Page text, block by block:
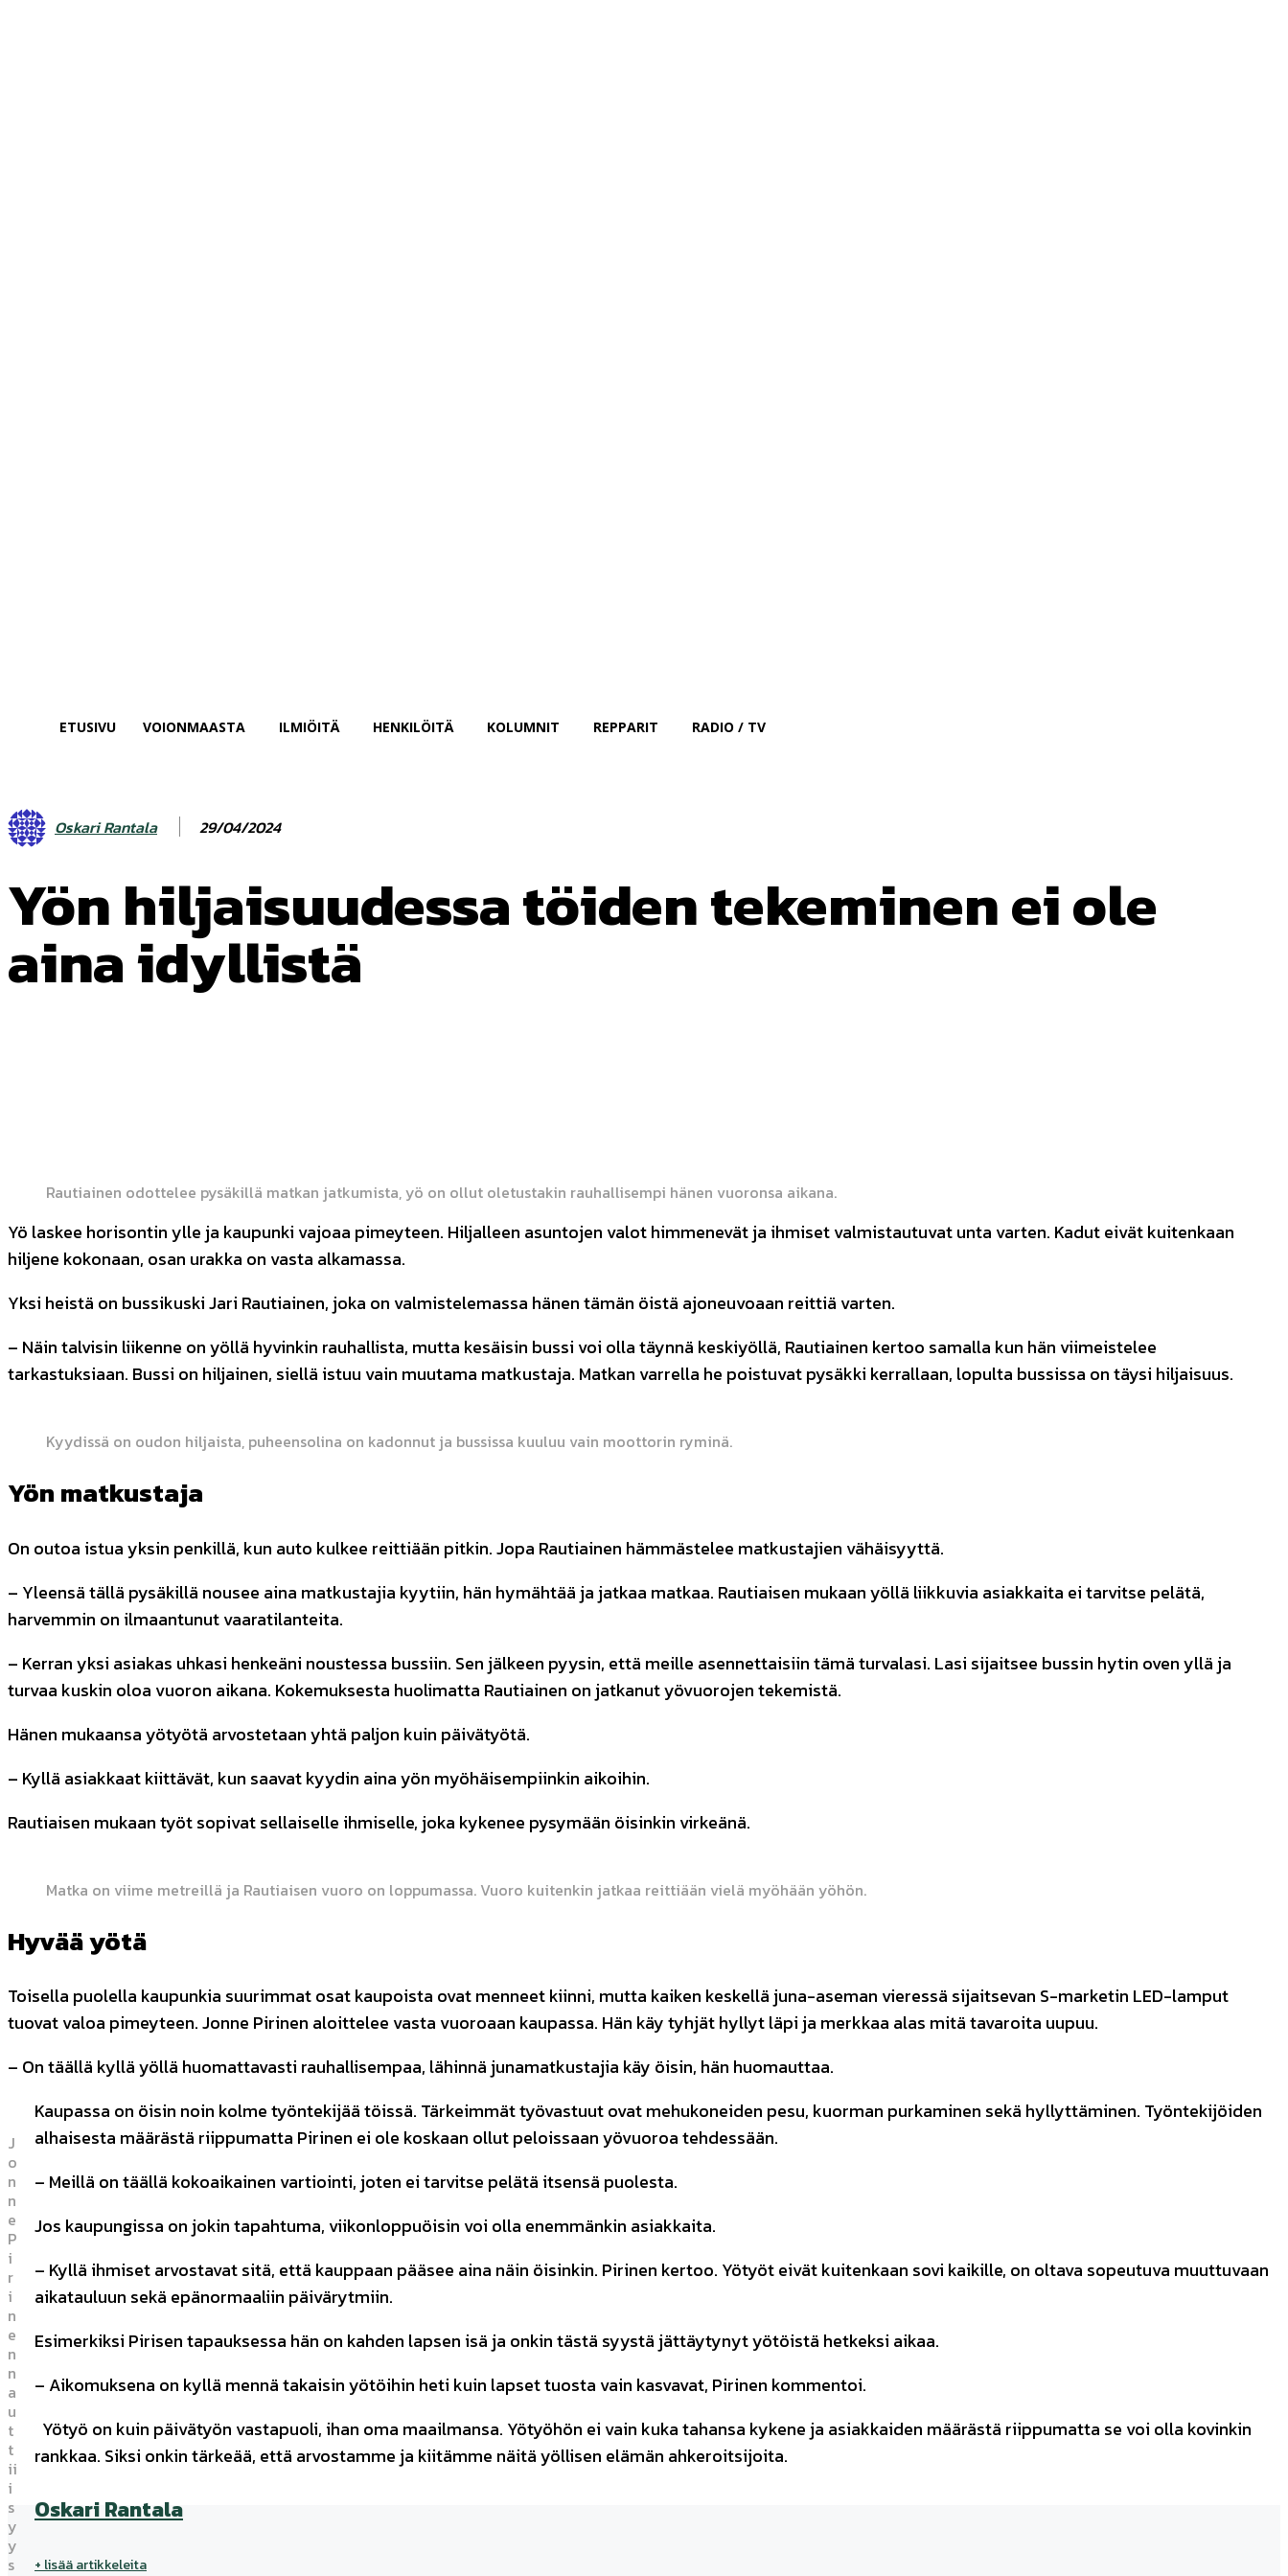
ETUSIVU VOIONMAASTA ILMIÖITÄ HENKILÖITÄ KOLUMNIT REPPARIT RADIO / TV
Oskari Rantala 29/04/2024
Yön hiljaisuudessa töiden tekeminen ei ole
aina idyllistä
Rautiainen odottelee pysäkillä matkan jatkumista, yö on ollut oletustakin rauhallisempi hänen vuoronsa aikana.
Yö laskee horisontin ylle ja kaupunki vajoaa pimeyteen. Hiljalleen asuntojen valot himmenevät ja ihmiset valmistautuvat unta varten. Kadut eivät kuitenkaan
hiljene kokonaan, osan urakka on vasta alkamassa.
Yksi heistä on bussikuski Jari Rautiainen, joka on valmistelemassa hänen tämän öistä ajoneuvoaan reittiä varten.
– Näin talvisin liikenne on yöllä hyvinkin rauhallista, mutta kesäisin bussi voi olla täynnä keskiyöllä, Rautiainen kertoo samalla kun hän viimeistelee
tarkastuksiaan. Bussi on hiljainen, siellä istuu vain muutama matkustaja. Matkan varrella he poistuvat pysäkki kerrallaan, lopulta bussissa on täysi hiljaisuus.
Kyydissä on oudon hiljaista, puheensolina on kadonnut ja bussissa kuuluu vain moottorin ryminä.
Yön matkustaja
On outoa istua yksin penkillä, kun auto kulkee reittiään pitkin. Jopa Rautiainen hämmästelee matkustajien vähäisyyttä.
– Yleensä tällä pysäkillä nousee aina matkustajia kyytiin, hän hymähtää ja jatkaa matkaa. Rautiaisen mukaan yöllä liikkuvia asiakkaita ei tarvitse pelätä,
harvemmin on ilmaantunut vaaratilanteita.
– Kerran yksi asiakas uhkasi henkeäni noustessa bussiin. Sen jälkeen pyysin, että meille asennettaisiin tämä turvalasi. Lasi sijaitsee bussin hytin oven yllä ja
turvaa kuskin oloa vuoron aikana. Kokemuksesta huolimatta Rautiainen on jatkanut yövuorojen tekemistä.
Hänen mukaansa yötyötä arvostetaan yhtä paljon kuin päivätyötä.
– Kyllä asiakkaat kiittävät, kun saavat kyydin aina yön myöhäisempiinkin aikoihin.
Rautiaisen mukaan työt sopivat sellaiselle ihmiselle, joka kykenee pysymään öisinkin virkeänä.
Matka on viime metreillä ja Rautiaisen vuoro on loppumassa. Vuoro kuitenkin jatkaa reittiään vielä myöhään yöhön.
Hyvää yötä
Toisella puolella kaupunkia suurimmat osat kaupoista ovat menneet kiinni, mutta kaiken keskellä juna-aseman vieressä sijaitsevan S-marketin LED-lamput
tuovat valoa pimeyteen. Jonne Pirinen aloittelee vasta vuoroaan kaupassa. Hän käy tyhjät hyllyt läpi ja merkkaa alas mitä tavaroita uupuu.
– On täällä kyllä yöllä huomattavasti rauhallisempaa, lähinnä junamatkustajia käy öisin, hän huomauttaa.
J
o
n
n
e
P
i
r
i
n
e
n
n
a
u
t
t
ii
i
s
y
y
s
Kaupassa on öisin noin kolme työntekijää töissä. Tärkeimmät työvastuut ovat mehukoneiden pesu, kuorman purkaminen sekä hyllyttäminen. Työntekijöiden
alhaisesta määrästä riippumatta Pirinen ei ole koskaan ollut peloissaan yövuoroa tehdessään.
– Meillä on täällä kokoaikainen vartiointi, joten ei tarvitse pelätä itsensä puolesta.
Jos kaupungissa on jokin tapahtuma, viikonloppuöisin voi olla enemmänkin asiakkaita.
– Kyllä ihmiset arvostavat sitä, että kauppaan pääsee aina näin öisinkin. Pirinen kertoo. Yötyöt eivät kuitenkaan sovi kaikille, on oltava sopeutuva muuttuvaan
aikatauluun sekä epänormaaliin päivärytmiin.
Esimerkiksi Pirisen tapauksessa hän on kahden lapsen isä ja onkin tästä syystä jättäytynyt yötöistä hetkeksi aikaa.
– Aikomuksena on kyllä mennä takaisin yötöihin heti kuin lapset tuosta vain kasvavat, Pirinen kommentoi.
Yötyö on kuin päivätyön vastapuoli, ihan oma maailmansa. Yötyöhön ei vain kuka tahansa kykene ja asiakkaiden määrästä riippumatta se voi olla kovinkin
rankkaa. Siksi onkin tärkeää, että arvostamme ja kiitämme näitä yöllisen elämän ahkeroitsijoita.
Oskari Rantala
+ lisää artikkeleita